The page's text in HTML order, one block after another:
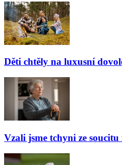
Děti chtěly na luxusní
Vzali jsme tchyni ze